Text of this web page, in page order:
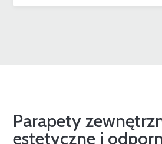
Parapety
estetyczne i